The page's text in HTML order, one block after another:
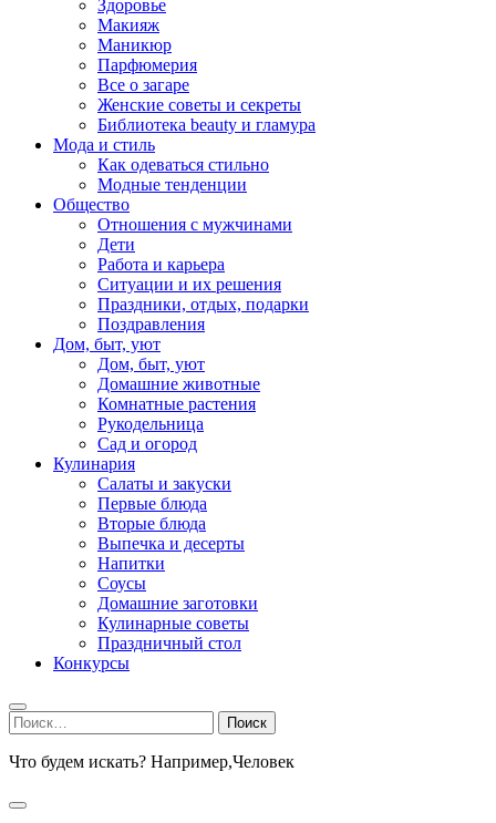
Здоровье
Макияж
Маникюр
Парфюмерия
Все о загаре
Женские советы и секреты
Библиотека beauty и гламура
Мода и стиль
Как одеваться стильно
Модные тенденции
Общество
Отношения с мужчинами
Дети
Работа и карьера
Ситуации и их решения
Праздники, отдых, подарки
Поздравления
Дом, быт, уют
Дом, быт, уют
Домашние животные
Комнатные растения
Рукодельница
Сад и огород
Кулинария
Салаты и закуски
Первые блюда
Вторые блюда
Выпечка и десерты
Напитки
Соусы
Домашние заготовки
Кулинарные советы
Праздничный стол
Конкурсы
Найти:
Что будем искать? Например,Человек